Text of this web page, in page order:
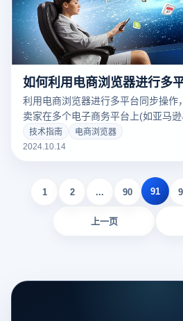
如何利用电商浏览器进行多
利用电商浏览器进行多平台同步操作
卖家在多个电子商务平台上(如亚马逊
效地管理多个帐户。通过电子商务浏
联技术，企业可以同时在一台设备中
子商务浏览器的批量操作功能允许企
行同步控制，如货架上的商品、订单
大提高运营效率。
技术指南
电商浏览器
2024.10.14
上一页
1 2 ... 90 91